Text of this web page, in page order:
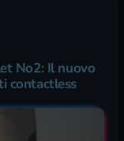
No2: Il nuovo
contactless